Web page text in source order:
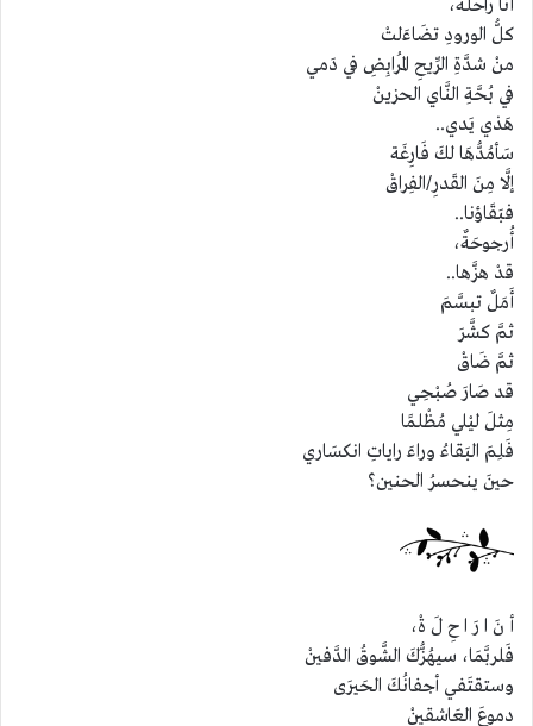
أنا راحلة،
كلُّ الورودِ تضَاءَلتْ
منْ شدَّةِ الرِّيحِ المُرابِضِ في دَمي
في بُحَّةِ النَّاي الحزينْ
هَذي يَدي..
سَأمُدُّهَا لكَ فَارِغَة
إلَّا مِنَ القَدرِ/الفِراقْ
فبَقَاؤنا..
أُرجوحَةٌ،
قدْ هزَّها..
أَمَلٌ تبسَّمَ
ثمَّ كشَّرَ
ثمَّ ضَاقْ
قد صَارَ صُبْحِي
مِثلَ ليْلي مُظْلمًا
فَلِمَ البَقاءُ وراءَ راياتِ انكسَاري
حينَ ينحسرُ الحنين؟
أ نَ ا رَ ا حِ لَ ةْ،
فَلربَّمَا، سيهُزُّكَ الشَّوقُ الدَّفينْ
وستقتَفي أجفانُكَ الحَيرَى
دموعَ العَاشقينْ